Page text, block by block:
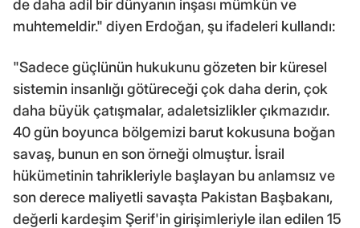
de daha adil bir dünyanın inşası mümkün ve
muhtemeldir." diyen Erdoğan, şu ifadeleri kullandı:
"Sadece güçlünün hukukunu gözeten bir küresel
sistemin insanlığı götüreceği çok daha derin, çok
daha büyük çatışmalar, adaletsizlikler çıkmazıdır.
40 gün boyunca bölgemizi barut kokusuna boğan
savaş, bunun en son örneği olmuştur. İsrail
hükümetinin tahrikleriyle başlayan bu anlamsız ve
son derece maliyetli savaşta Pakistan Başbakanı,
değerli kardeşim Şerif'in girişimleriyle ilan edilen 15